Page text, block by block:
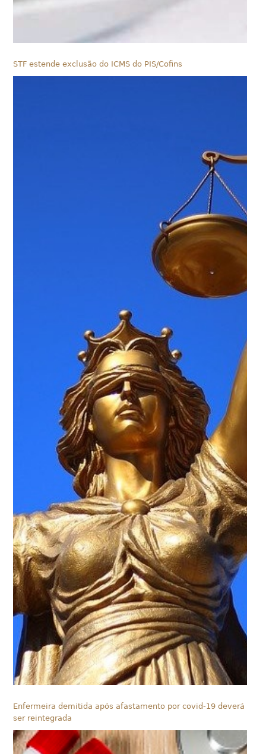
STF estende exclusão do ICMS do PIS/Cofins
Enfermeira demitida após afastamento por covid-19 deverá
ser reintegrada